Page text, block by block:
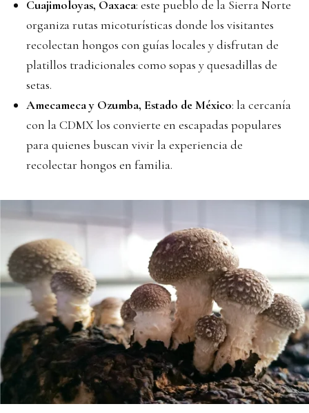
Cuajimoloyas, Oaxaca: este pueblo de la Sierra Norte
organiza rutas micoturísticas donde los visitantes
recolectan hongos con guías locales y disfrutan de
platillos tradicionales como sopas y quesadillas de
setas.
Amecameca y Ozumba, Estado de México: la cercanía
con la CDMX los convierte en escapadas populares
para quienes buscan vivir la experiencia de
recolectar hongos en familia.